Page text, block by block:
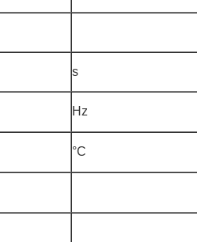
s
Hz
°C